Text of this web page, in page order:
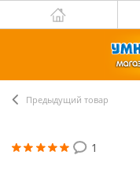
Предыдущий товар
1